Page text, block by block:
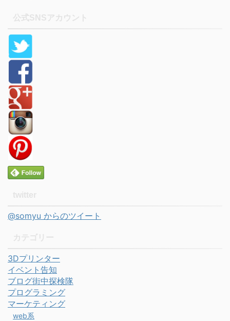
@somyu からのツイート
3Dプリンター
イベント告知
ブログ街中探検隊
プログラミング
マーケティング
web系